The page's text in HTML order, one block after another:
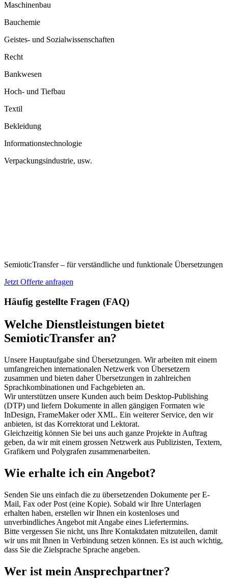
Maschinenbau
Bauchemie
Geistes- und Sozialwissenschaften
Recht
Bankwesen
Hoch- und Tiefbau
Textil
Bekleidung
Informationstechnologie
Verpackungsindustrie, usw.
SemioticTransfer – für verständliche und funktionale Übersetzungen
Jetzt Offerte anfragen
Häufig gestellte Fragen (FAQ)
Welche Dienstleistungen bietet
SemioticTransfer an?
Unsere Hauptaufgabe sind Übersetzungen. Wir arbeiten mit einem
umfangreichen internationalen Netzwerk von Übersetzern
zusammen und bieten daher Übersetzungen in zahlreichen
Sprachkombinationen und Fachgebieten an.
Wir unterstützen unsere Kunden auch beim Desktop-Publishing
(DTP) und liefern Dokumente in allen gängigen Formaten wie
InDesign, FrameMaker oder XML. Ein weiterer Service, den wir
anbieten, ist das Korrektorat und Lektorat.
Gleichzeitig können Sie bei uns auch ganze Projekte in Auftrag
geben, da wir mit einem grossen Netzwerk aus Publizisten, Textern,
Grafikern und Polygrafen zusammenarbeiten.
Wie erhalte ich ein Angebot?
Senden Sie uns einfach die zu übersetzenden Dokumente per E-
Mail, Fax oder Post (eine Kopie). Sobald wir Ihre Unterlagen
erhalten haben, erstellen wir Ihnen ein kostenloses und
unverbindliches Angebot mit Angabe eines Liefertermins.
Bitte vergessen Sie nicht, uns Ihre Kontaktdaten mitzuteilen, damit
wir uns mit Ihnen in Verbindung setzen können. Es ist auch wichtig,
dass Sie die Zielsprache Sprache angeben.
Wer ist mein Ansprechpartner?